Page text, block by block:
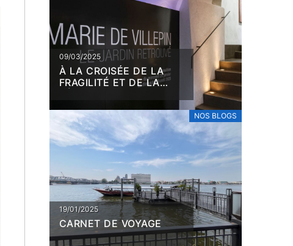
09/03/2025
À LA CROISÉE DE LA
FRAGILITÉ ET DE LA
NOS BLOGS
19/01/2025
CARNET DE VOYAGE